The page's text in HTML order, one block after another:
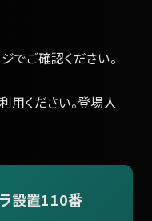
ご確認ください。
ください。登場人
設置110番